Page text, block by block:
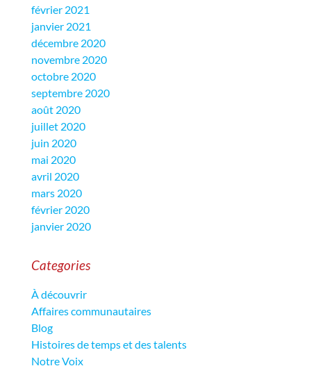
février 2021
janvier 2021
décembre 2020
novembre 2020
octobre 2020
septembre 2020
août 2020
juillet 2020
juin 2020
mai 2020
avril 2020
mars 2020
février 2020
janvier 2020
Categories
À découvrir
Affaires communautaires
Blog
Histoires de temps et des talents
Notre Voix